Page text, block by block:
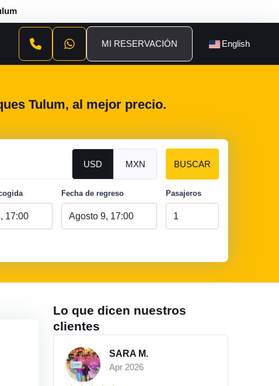
MI RESERVACIÓN English
Tulum, al mejor precio.
USD MXN
Fecha de regreso Pasajeros
BUSCAR
Lo que dicen nuestros
clientes
SARA M.
Apr 2026